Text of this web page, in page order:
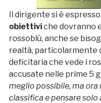
Il dirigente si è
obiettiviche dovranno
rossoblù, anche se
realtà, particolarmente
deficitaria che vede i
accusate nelle prime 5
meglio possibile, ma
classifica e pensare solo